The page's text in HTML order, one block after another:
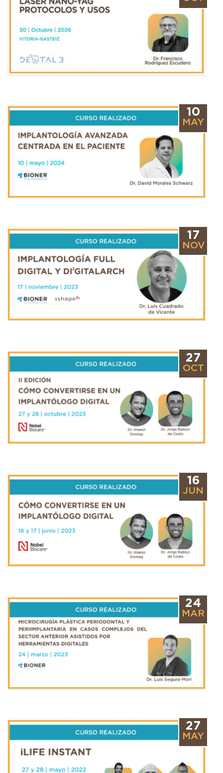
10
MAY
17
NOV
27
OCT
16
JUN
24
MAR
27
MAY